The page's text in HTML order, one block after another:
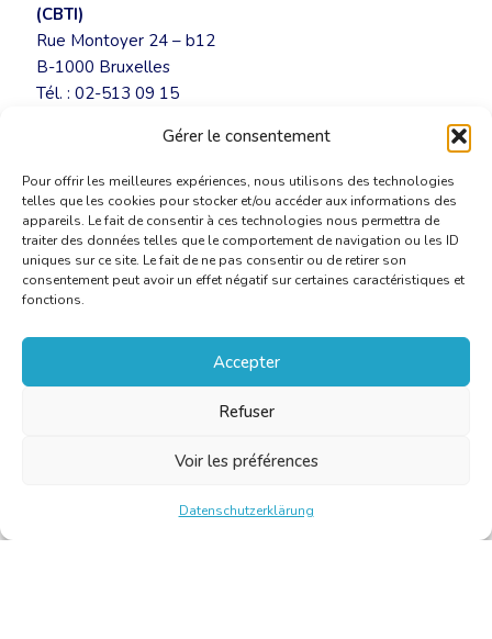
Gérer le consentement
Pour offrir les meilleures expériences, nous utilisons des technologies
telles que les cookies pour stocker et/ou accéder aux informations des
appareils. Le fait de consentir à ces technologies nous permettra de
traiter des données telles que le comportement de navigation ou les ID
uniques sur ce site. Le fait de ne pas consentir ou de retirer son
consentement peut avoir un effet négatif sur certaines caractéristiques et
fonctions.
Accepter
Refuser
Voir les préférences
Datenschutzerklärung
(CBTI)
Rue Montoyer 24 – b12
B-1000 Bruxelles
Tél. : 02-513 09 15
www.cbti-bkvt.org